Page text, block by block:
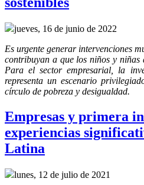
jueves, 16 de junio de 2022
Es urgente generar intervenciones
contribuyan a que los niños y niñas
Para el sector empresarial, la
representa un escenario
círculo de pobreza y desigualdad.
Empresas y primera
experiencias
Latina
lunes, 12 de julio de 2021